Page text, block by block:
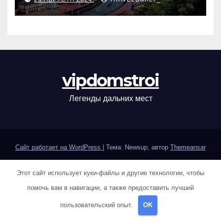
vipdomstroi
Легенды дальних мест
Сайт работает на WordPress Тема: Newsup, автор Themeansar
Home Sample Page Авокадо Авокадо Авокадо Авокадо
Авокадо Авокадо
Авокадо Авокадо
Этот сайт использует куки-файлы и другие технологии, чтобы
помочь вам в навигации, а также предоставить лучший
пользовательский опыт. OK